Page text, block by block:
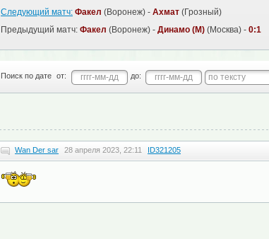
Следующий матч: Факел (Воронеж) - Ахмат (Грозный)
Предыдущий матч: Факел (Воронеж) - Динамо (М) (Москва) - 0:1
Поиск по дате от: до:
Wan Der sar 28 апреля 2023, 22:11 ID321205